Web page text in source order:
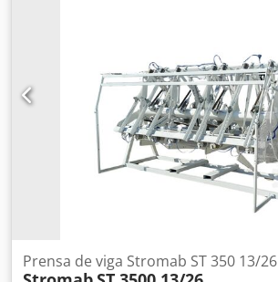
Prensa de viga Stromab ST 350 13/26